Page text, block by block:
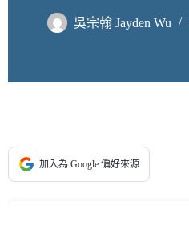
吳宗翰 Jayden Wu
加入為 Google 偏好來源